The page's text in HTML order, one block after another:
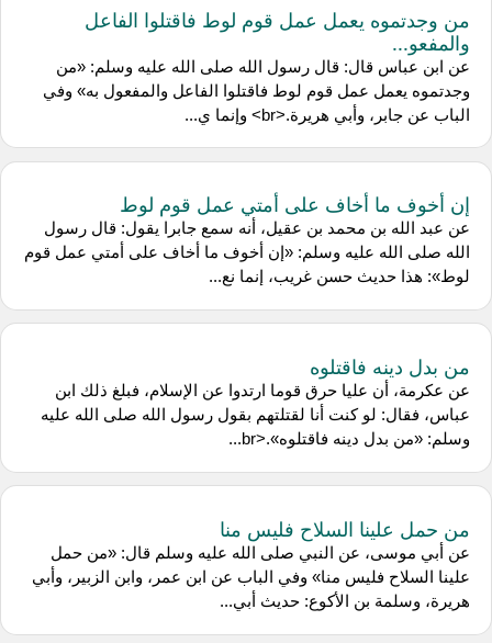
من وجدتموه يعمل عمل قوم لوط فاقتلوا الفاعل
والمفعو...
عن ابن عباس قال: قال رسول الله صلى الله عليه وسلم: «من
وجدتموه يعمل عمل قوم لوط فاقتلوا الفاعل والمفعول به» وفي
الباب عن جابر، وأبي هريرة.<br> وإنما ي...
إن أخوف ما أخاف على أمتي عمل قوم لوط
عن عبد الله بن محمد بن عقيل، أنه سمع جابرا يقول: قال رسول
الله صلى الله عليه وسلم: «إن أخوف ما أخاف على أمتي عمل قوم
لوط»: هذا حديث حسن غريب، إنما نع...
من بدل دينه فاقتلوه
عن عكرمة، أن عليا حرق قوما ارتدوا عن الإسلام، فبلغ ذلك ابن
عباس، فقال: لو كنت أنا لقتلتهم بقول رسول الله صلى الله عليه
وسلم: «من بدل دينه فاقتلوه».<br...
من حمل علينا السلاح فليس منا
عن أبي موسى، عن النبي صلى الله عليه وسلم قال: «من حمل
علينا السلاح فليس منا» وفي الباب عن ابن عمر، وابن الزبير، وأبي
هريرة، وسلمة بن الأكوع: حديث أبي...